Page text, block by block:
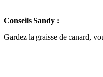
Conseils Sandy :
Gardez la graisse de canard,